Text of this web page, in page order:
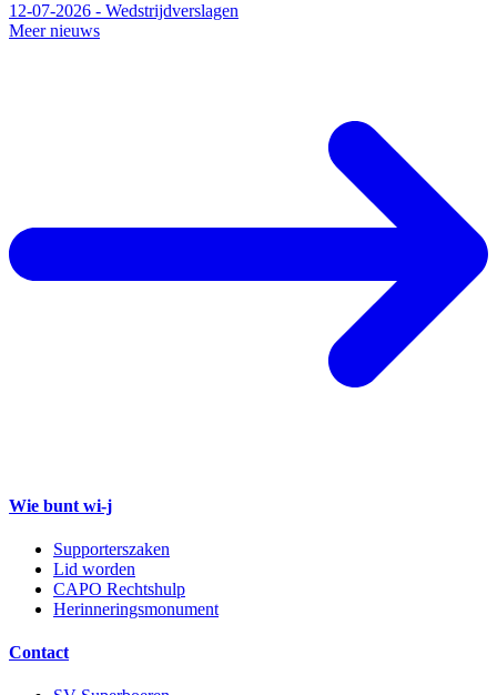
12-07-2026 - Wedstrijdverslagen
Meer nieuws
Wie bunt wi-j
Supporterszaken
Lid worden
CAPO Rechtshulp
Herinneringsmonument
Contact